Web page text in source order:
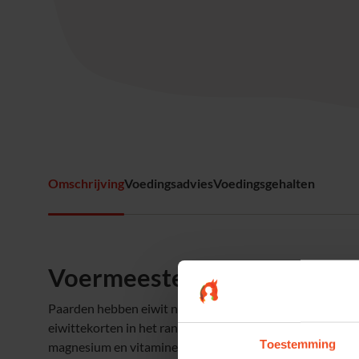
Toestemming
OmschrijvingVoedingsadviesVoedingsgehalten
Voermeesters Sport Torso
Paarden hebben eiwit nodig. Goed ruwvoer voorziet
eiwittekorten in het rantsoen aan te vullen indien het
magnesium en vitamine E. In combinatie met goed